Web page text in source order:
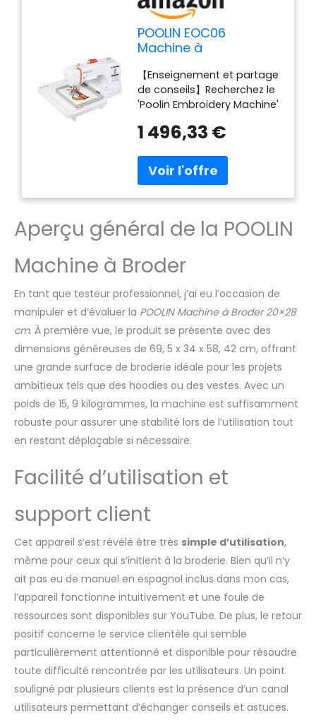
POOLIN EOC06
Machine à
Surface 20x28 cm,
Écran Tactile LCD 18
cm,Brodeuse
Numérique USB WiFi,
Lettres et Motifs
Combinés,pour
Débutants,Cadeau
Noël,Cadeau pour
Maman et Femme
【Enseignement et partage
de conseils】Recherchez le
'Poolin Embroidery Machine'
Facebook, où nous vous
partagerons des conseils,
également avec un service
YouTube officielle Poolin
pour obtenir des vidéos
véritables critiques
Institch i3】Système
d'exploitation informatique
simple, de la sélection de
motifs à l'édition, en
passant par les lettres de
broderie et les
combinaisons de motifs en
plusieurs couleurs.
Raccourcissez votre courbe
d'apprentissage. 【18 Cm
Écran tactile coloré】
équipée d'un grand écran
modifiez des motifs
comme vous le feriez sur
ce que vous voulez. 【Zone
de broderie maximale
20x28 cm】Cette machine
à broder automatique est
livrée avec des cerceaux de
14x14 cm, 1 pièce de 20x20
cm et 20x28 cm, une zone
de broderie suffisamment
grande pour faire plus de
broderie. 【Conception
intégrée】156 designs
intégrés, 8 polices de
1 496,33 €
Aperçu général de la POOLIN
Machine à Broder
En tant que testeur professionnel, j’ai eu l’occasion de
manipuler et d’évaluer la POOLIN Machine à Broder 20×28
cm. À première vue, le produit se présente avec des
dimensions généreuses de 69, 5 x 34 x 58, 42 cm, offrant
une grande surface de broderie idéale pour les projets
ambitieux tels que des hoodies ou des vestes. Avec un
poids de 15, 9 kilogrammes, la machine est suffisamment
robuste pour assurer une stabilité lors de l’utilisation tout
en restant déplaçable si nécessaire.
Facilité d’utilisation et
support client
Cet appareil s’est révélé être très simple d’utilisation,
même pour ceux qui s’initient à la broderie. Bien qu’il n’y
ait pas eu de manuel en espagnol inclus dans mon cas,
l’appareil fonctionne intuitivement et une foule de
ressources sont disponibles sur YouTube. De plus, le retour
positif concerne le service clientèle qui semble
particulièrement attentionné et disponible pour résoudre
toute difficulté rencontrée par les utilisateurs. Un point
souligné par plusieurs clients est la présence d’un canal
utilisateurs permettant d’échanger conseils et astuces.